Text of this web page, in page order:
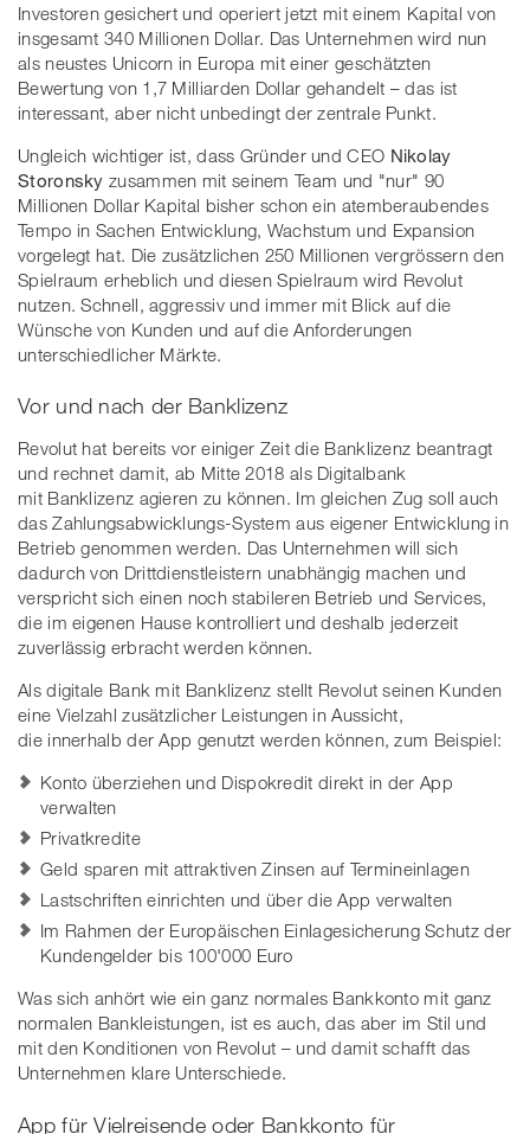
Investoren gesichert und operiert jetzt mit einem Kapital von
insgesamt 340 Millionen Dollar. Das Unternehmen wird nun
als neustes Unicorn in Europa mit einer geschätzten
Bewertung von 1,7 Milliarden Dollar gehandelt – das ist
interessant, aber nicht unbedingt der zentrale Punkt.
Ungleich wichtiger ist, dass Gründer und CEO Nikolay
Storonsky zusammen mit seinem Team und "nur" 90
Millionen Dollar Kapital bisher schon ein atemberaubendes
Tempo in Sachen Entwicklung, Wachstum und Expansion
vorgelegt hat. Die zusätzlichen 250 Millionen vergrössern den
Spielraum erheblich und diesen Spielraum wird Revolut
nutzen. Schnell, aggressiv und immer mit Blick auf die
Wünsche von Kunden und auf die Anforderungen
unterschiedlicher Märkte.
Vor und nach der Banklizenz
Revolut hat bereits vor einiger Zeit die Banklizenz beantragt
und rechnet damit, ab Mitte 2018 als Digitalbank
mit Banklizenz agieren zu können. Im gleichen Zug soll auch
das Zahlungsabwicklungs-System aus eigener Entwicklung in
Betrieb genommen werden. Das Unternehmen will sich
dadurch von Drittdienstleistern unabhängig machen und
verspricht sich einen noch stabileren Betrieb und Services,
die im eigenen Hause kontrolliert und deshalb jederzeit
zuverlässig erbracht werden können.
Als digitale Bank mit Banklizenz stellt Revolut seinen Kunden
eine Vielzahl zusätzlicher Leistungen in Aussicht,
die innerhalb der App genutzt werden können, zum Beispiel:
Konto überziehen und Dispokredit direkt in der App
verwalten
Privatkredite
Geld sparen mit attraktiven Zinsen auf Termineinlagen
Lastschriften einrichten und über die App verwalten
Im Rahmen der Europäischen Einlagesicherung Schutz der
Kundengelder bis 100'000 Euro
Was sich anhört wie ein ganz normales Bankkonto mit ganz
normalen Bankleistungen, ist es auch, das aber im Stil und
mit den Konditionen von Revolut – und damit schafft das
Unternehmen klare Unterschiede.
App für Vielreisende oder Bankkonto für